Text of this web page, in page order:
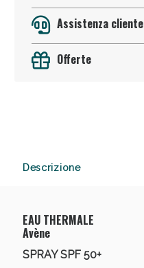
Assistenza cliente
Offerte
Descrizione
EAU THERMALE
Avène
SPRAY SPF 50+